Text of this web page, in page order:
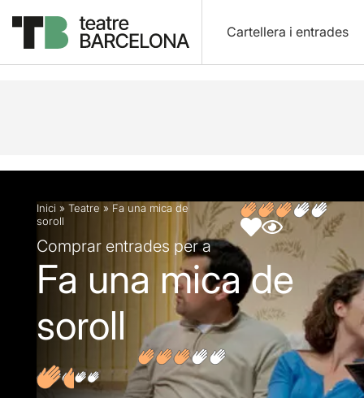
Cartellera i entrades
Descripció Fitxa artística Fotos i vídeos
Inici » Teatre » Fa una mica de
soroll
Comprar entrades per a
Fa una mica de
soroll